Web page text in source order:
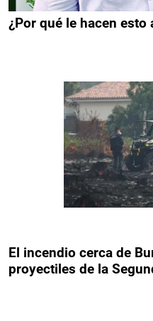
¿Por qué le hacen esto
El incendio cerca de
proyectiles de la